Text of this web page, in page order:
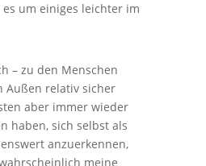
um einiges leichter im
– zu den Menschen
Außen relativ sicher
aber immer wieder
haben, sich selbst als
anzuerkennen,
meine